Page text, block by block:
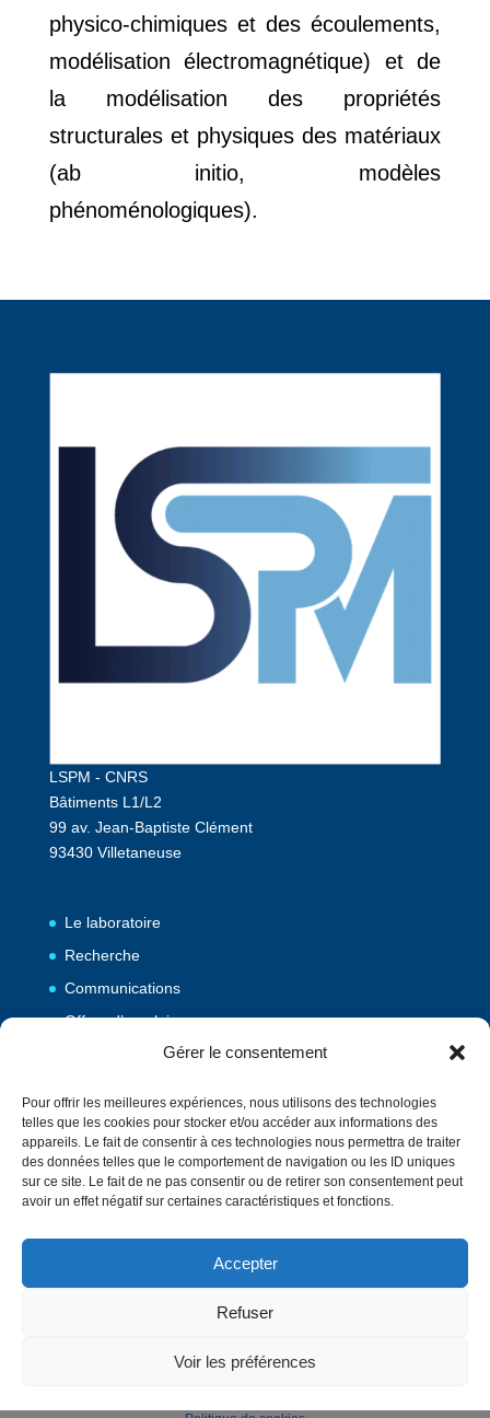
Gérer le consentement
Pour offrir les meilleures expériences, nous utilisons des technologies
telles que les cookies pour stocker et/ou accéder aux informations des
appareils. Le fait de consentir à ces technologies nous permettra de traiter
des données telles que le comportement de navigation ou les ID uniques
sur ce site. Le fait de ne pas consentir ou de retirer son consentement peut
avoir un effet négatif sur certaines caractéristiques et fonctions.
Accepter
Refuser
Voir les préférences
physico-chimiques et des écoulements,
modélisation électromagnétique) et de
la modélisation des propriétés
structurales et physiques des matériaux
(ab initio, modèles
phénoménologiques).
LSPM - CNRS
Bâtiments L1/L2
99 av. Jean-Baptiste Clément
93430 Villetaneuse
Le laboratoire
Recherche
Communications
Offres d’emploi
Publications
Vulgarisation
Evènements
Contact